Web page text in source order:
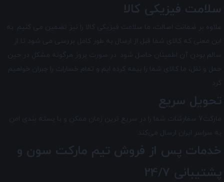
سلامت فیزیکی کالا
علاوه بر ضمانت اصالت، ما سلامت فیزیکی کالا را نیز تضمین می‌ کنیم. به
این معنی که کالای شما قبل از ارسال به طور کامل بررسی می شود تا از
سالم بودن آن اطمینان حاصل شود. در صورت بروز هرگونه مشکل در حین
حمل و نقل، ما کالای شما را بیمه کرده ایم و تمام خسارات را جبران خواهیم
کرد.
تحویل سریع
مارکت7 سفارشات شما را در سریع ترین زمان ممکن و با بسته بندی امن
به سراسر ایران ارسال می‌کند.
خدمات پس از فروش تیم مارکت سون و
پشتیبانی 24/7